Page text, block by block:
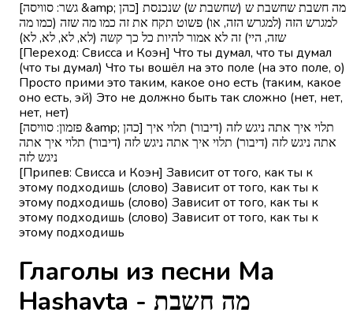
[גשר: סוויסה &amp; כהן] מה חשבת שחשבת ש (שחשבת ש) שנכנסת
למגרש הזה (למגרש הזה, או) פשוט תקח את זה כמו מה שזה (כמו מה
שזה, היי) זה לא אמור להיות כל כך קשה (לא, לא, לא, לא)
[Переход: Свисса и Коэн] Что ты думал, что ты думал
(что ты думал) Что ты вошёл на это поле (на это поле, о)
Просто прими это таким, какое оно есть (таким, какое
оно есть, эй) Это не должно быть так сложно (нет, нет,
нет, нет)
[פזמון: סוויסה &amp; כהן] תלוי איך אתה ניגש לזה (דיבור) תלוי איך
אתה ניגש לזה (דיבור) תלוי איך אתה ניגש לזה (דיבור) תלוי איך אתה
ניגש לזה
[Припев: Свисса и Коэн] Зависит от того, как ты к
этому подходишь (слово) Зависит от того, как ты к
этому подходишь (слово) Зависит от того, как ты к
этому подходишь (слово) Зависит от того, как ты к
этому подходишь
Глаголы из песни Ma
Hashavta - מה חשבת